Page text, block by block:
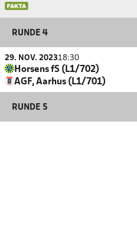
RUNDE 4
29. NOV. 202318:30
Horsens fS (L1/702)
AGF, Aarhus (L1/701)
RUNDE 5